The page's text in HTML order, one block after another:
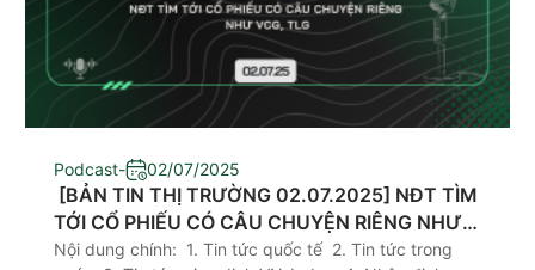
Podcast- 02/07/2025
​ [BẢN TIN THỊ TRƯỜNG 02.07.2025] NĐT TÌM
TỚI CỔ PHIẾU CÓ CÂU CHUYỆN RIÊNG NHƯ
VCG, TLG
Nội dung chính: 1. Tin tức quốc tế 2. Tin tức trong